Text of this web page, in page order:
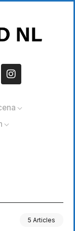
5 Articles